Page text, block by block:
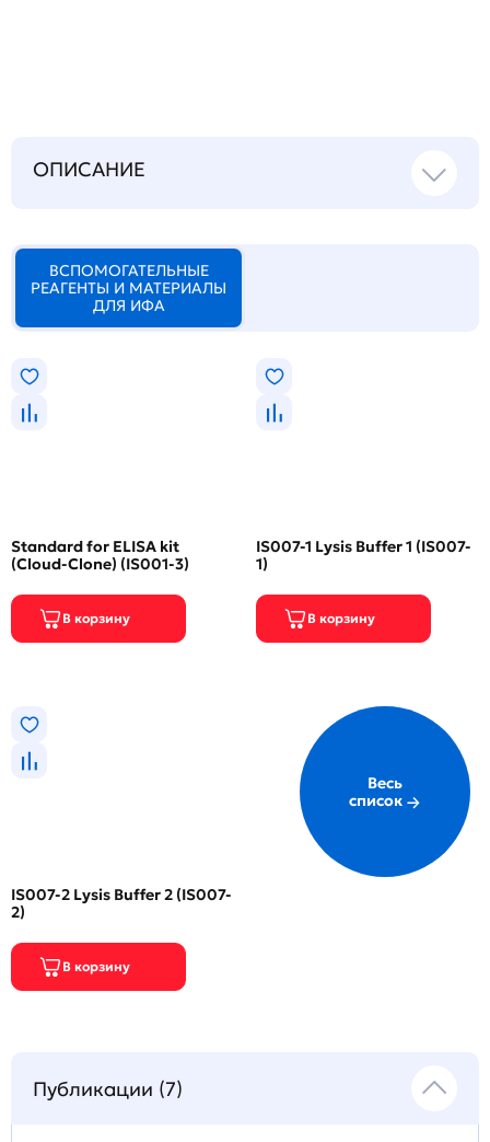
ОПИСАНИЕ
ВСПОМОГАТЕЛЬНЫЕ
РЕАГЕНТЫ И МАТЕРИАЛЫ
ДЛЯ ИФА
Standard for ELISA kit
(Cloud-Clone) (IS001-3)
IS007-1 Lysis Buffer 1 (IS007-
1)
IS007-2 Lysis Buffer 2 (IS007-
2)
Весь
список
Публикации (7)